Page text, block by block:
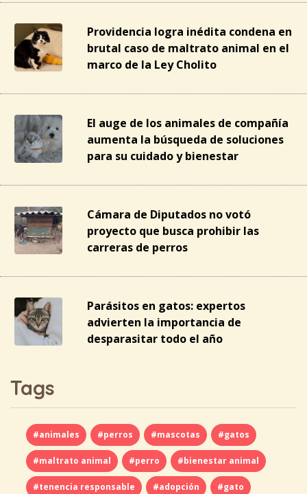
Providencia logra inédita condena en
brutal caso de maltrato animal en el
marco de la Ley Cholito
El auge de los animales de compañía
aumenta la búsqueda de soluciones
para su cuidado y bienestar
Cámara de Diputados no votó
proyecto que busca prohibir las
carreras de perros
Parásitos en gatos: expertos
advierten la importancia de
desparasitar todo el año
Tags
#animales #perros #mascotas #gatos
#maltrato animal #perro #bienestar animal
#tenencia responsable #adopción #gato